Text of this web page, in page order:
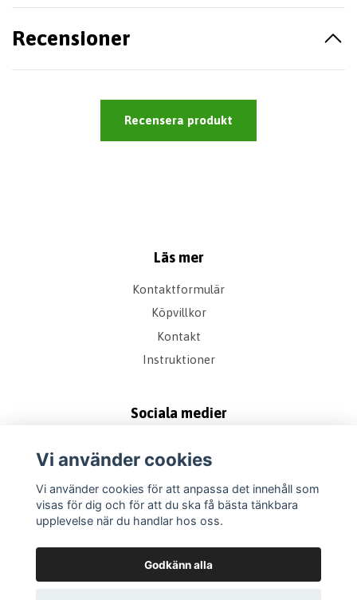
Recensioner
Recensera produkt
Läs mer
Kontaktformulär
Köpvillkor
Kontakt
Instruktioner
Sociala medier
Vi använder cookies
Vi använder cookies för att anpassa det innehåll som
visas för dig och för att du ska få bästa tänkbara
upplevelse när du handlar hos oss.
Godkänn alla